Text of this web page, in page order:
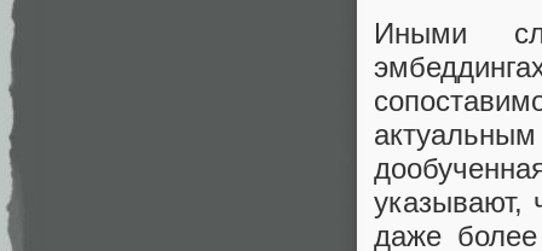
Иными
указывают,
даже